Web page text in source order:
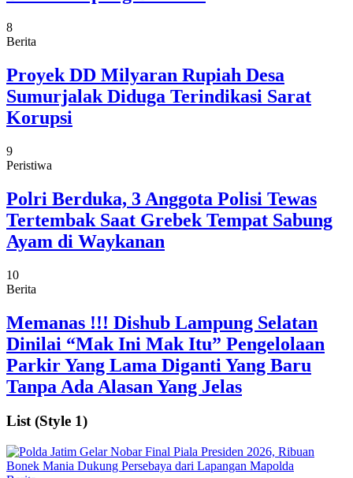
8
Berita
Proyek DD Milyaran Rupiah Desa
Sumurjalak Diduga Terindikasi Sarat
Korupsi
9
Peristiwa
Polri Berduka, 3 Anggota Polisi Tewas
Tertembak Saat Grebek Tempat Sabung
Ayam di Waykanan
10
Berita
Memanas !!! Dishub Lampung Selatan
Dinilai “Mak Ini Mak Itu” Pengelolaan
Parkir Yang Lama Diganti Yang Baru
Tanpa Ada Alasan Yang Jelas
List (Style 1)